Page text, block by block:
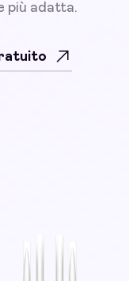
più adatta.